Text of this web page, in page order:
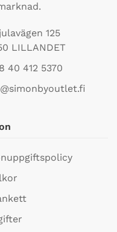
125
LILLANDET
40 412 5370